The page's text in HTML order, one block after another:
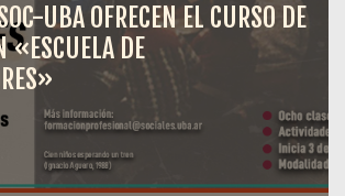
UBA OFRECEN EL CURSO DE
«ESCUELA DE